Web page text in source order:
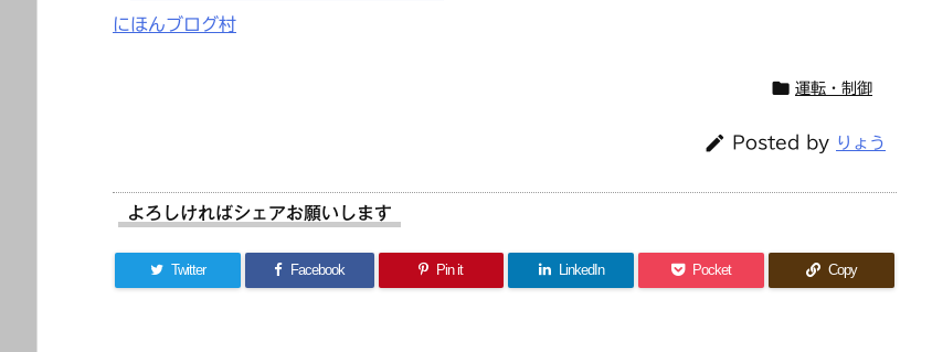
にほんブログ村
 運転・制御
 Posted by りょう
よろしければシェアお願いします
Twitter Facebook Pin it LinkedIn Pocket Copy